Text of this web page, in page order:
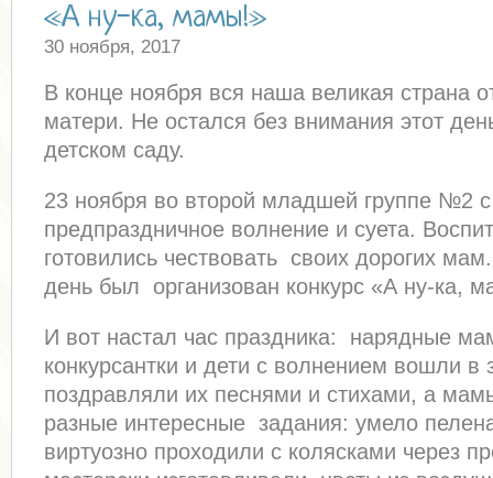
«А ну-ка, мамы!»
30 ноября, 2017
В конце ноября вся наша великая страна
матери. Не остался без внимания этот
детском саду.
23 ноября во второй младшей группе №2
предпраздничное волнение и суета.
готовились чествовать своих дорогих
день был организован конкурс «А ну-ка,
И вот настал час праздника: нарядные
конкурсантки и дети с волнением вошли в
поздравляли их песнями и стихами, а
разные интересные задания: умело
виртуозно проходили с колясками через